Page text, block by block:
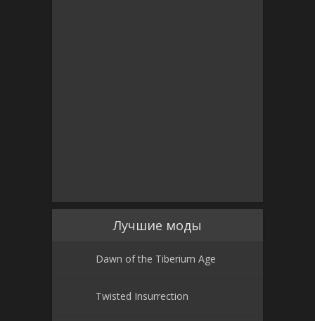
Лучшие моды
Dawn of the Tiberium Age
Twisted Insurrection